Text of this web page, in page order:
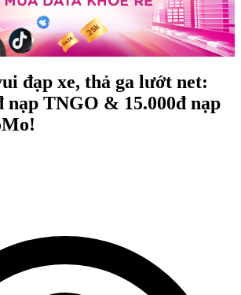
đạp xe, thả ga lướt net:
nạp TNGO & 15.000đ nạp